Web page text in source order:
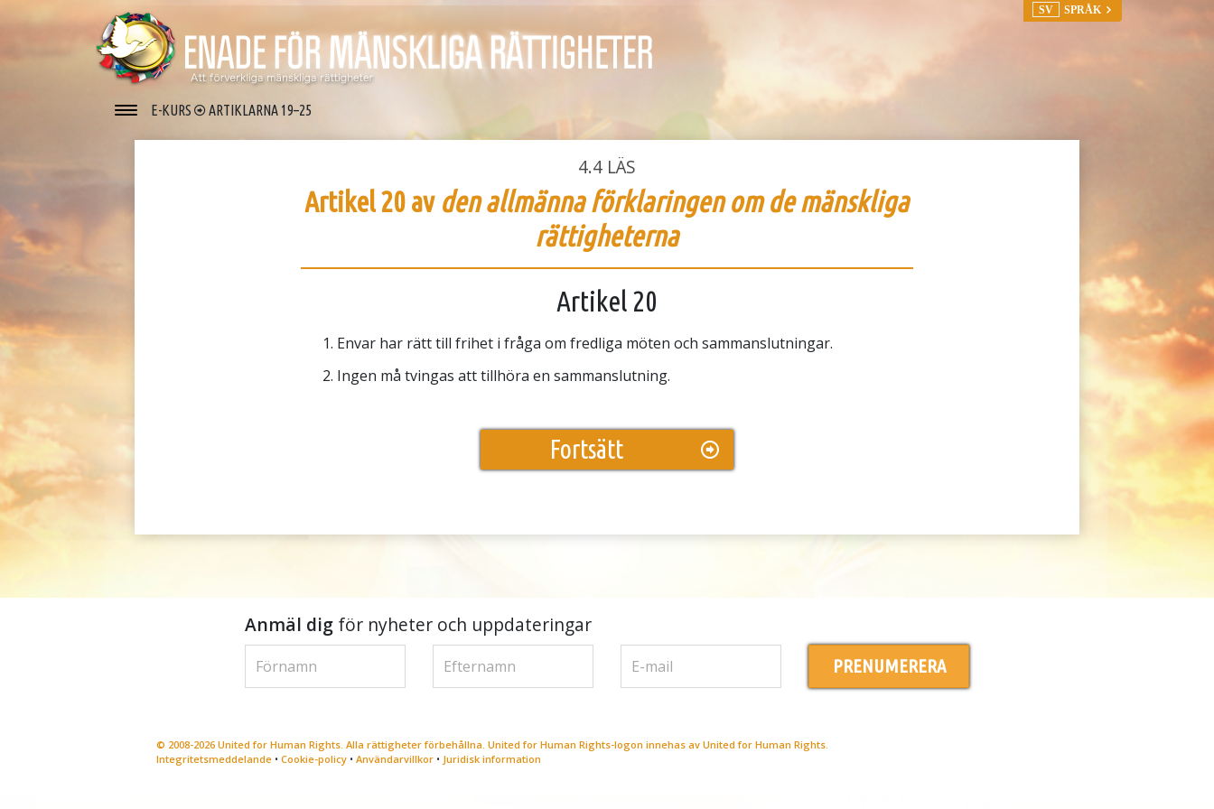
SV SPRÅK
E-KURS ARTIKLARNA 19–25
4.4LÄS
Artikel 20 av den allmänna förklaringen om de mänskliga
rättigheterna
Artikel 20
Envar har rätt till frihet i fråga om fredliga möten och sammanslutningar.
Ingen må tvingas att tillhöra en sammanslutning.
Fortsätt
Anmäl digför nyheter och uppdateringar
PRENUMERERA
© 2008-2026 United for Human Rights. Alla rättigheter förbehållna. United for Human Rights-logon innehas av United for Human Rights.
Integritetsmeddelande• Cookie-policy• Användarvillkor• Juridisk information